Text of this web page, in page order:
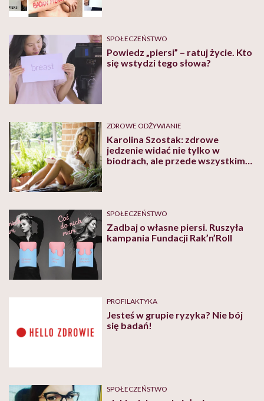
SPOŁECZEŃSTWO
Powiedz „piersi” – ratuj życie. Kto
się wstydzi tego słowa?
ZDROWE ODŻYWIANIE
Karolina Szostak: zdrowe
jedzenie widać nie tylko w
biodrach, ale przede wszystkim
SPOŁECZEŃSTWO
Zadbaj o własne piersi. Ruszyła
kampania Fundacji Rak’n’Roll
PROFILAKTYKA
Jesteś w grupie ryzyka? Nie bój
się badań!
SPOŁECZEŃSTWO